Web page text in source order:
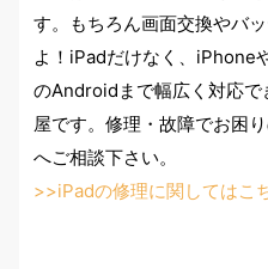
す。もちろん画面交換やバ
よ！iPadだけなく、iPhone
のAndroidまで幅広く対応で
屋です。修理・故障でお困
へご相談下さい。
>>iPadの修理に関してはこ